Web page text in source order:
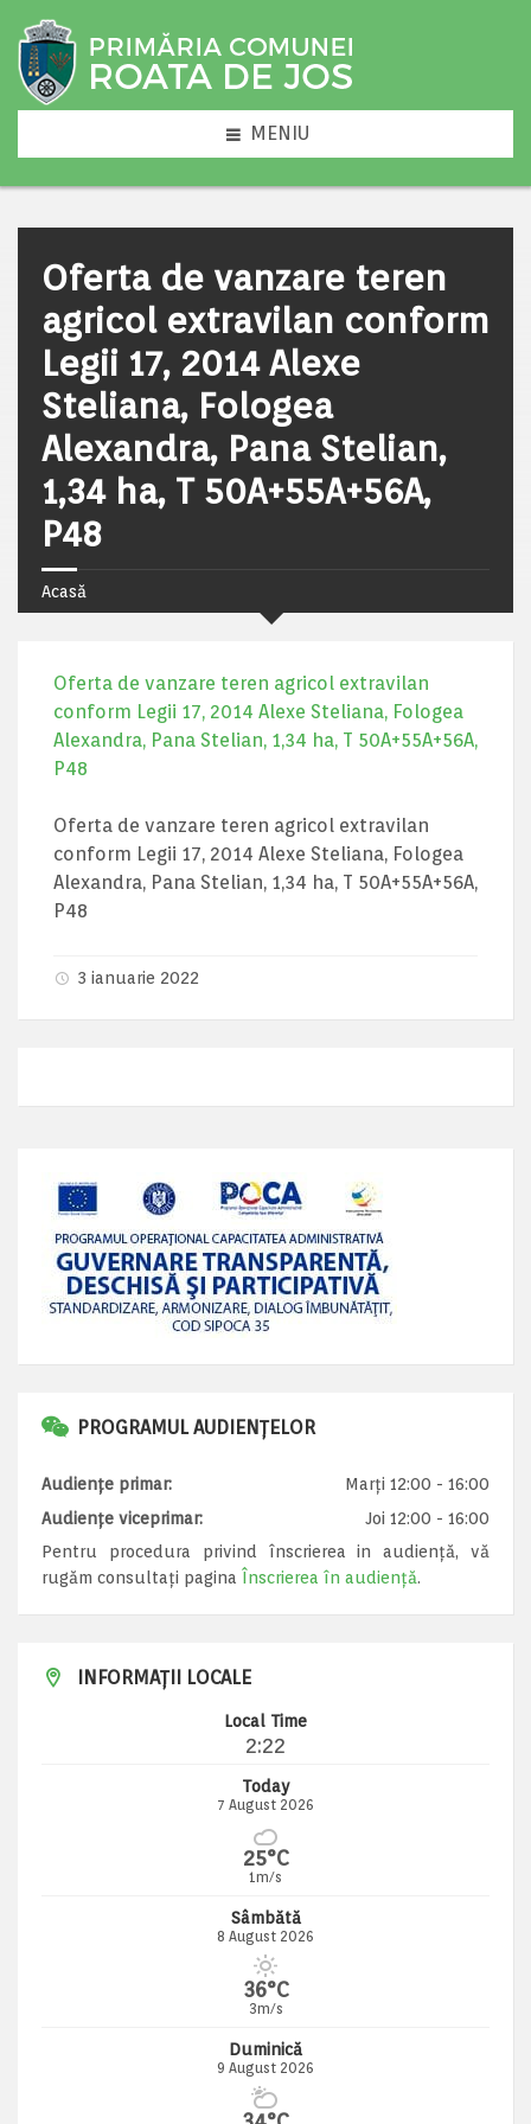
MENIU
Oferta de vanzare teren
agricol extravilan conform
Legii 17, 2014 Alexe
Steliana, Fologea
Alexandra, Pana Stelian,
1,34 ha, T 50A+55A+56A,
P48
Acasă
Oferta de vanzare teren agricol extravilan
conform Legii 17, 2014 Alexe Steliana, Fologea
Alexandra, Pana Stelian, 1,34 ha, T 50A+55A+56A,
P48
Oferta de vanzare teren agricol extravilan
conform Legii 17, 2014 Alexe Steliana, Fologea
Alexandra, Pana Stelian, 1,34 ha, T 50A+55A+56A,
P48
3 ianuarie 2022
PROGRAMUL AUDIENȚELOR
Audiențe primar:
Marți 12:00 - 16:00
Audiențe viceprimar:
Joi 12:00 - 16:00
Pentru procedura privind înscrierea in audiență, vă
rugăm consultați pagina Înscrierea în audiență.
INFORMAȚII LOCALE
Local Time
2:22
Today
7 August 2026
25°C
1m/s
Sâmbătă
8 August 2026
36°C
3m/s
Duminică
9 August 2026